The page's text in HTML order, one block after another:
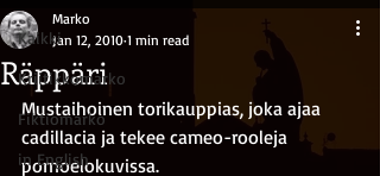
Kaikki
Kriitikkomarko
Fiktiomarko
in English
Räppäri
Marko
Jan 12, 2010 1 min read
Mustaihoinen torikauppias, joka ajaa
cadillacia ja tekee cameo-rooleja
pornoelokuvissa.